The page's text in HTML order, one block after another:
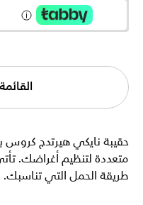
حقيبة نايكي هيرتدج كروس
متعددة لتنظيم أغراضك.
طريقة الحمل التي تناسبك.